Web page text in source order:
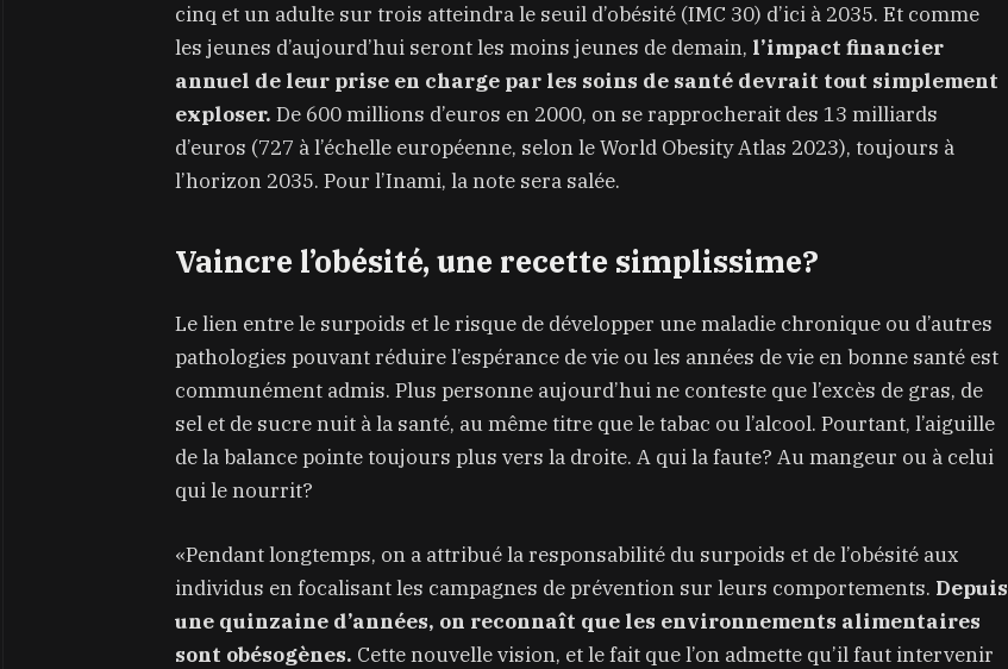
cinq et un adulte sur trois atteindra le seuil d’obésité (IMC 30) d’ici à 2035. Et comme
les jeunes d’aujourd’hui seront les moins jeunes de demain, l’impact financier
annuel de leur prise en charge par les soins de santé devrait tout simplement
exploser. De 600 millions d’euros en 2000, on se rapprocherait des 13 milliards
d’euros (727 à l’échelle européenne, selon le World Obesity Atlas 2023), toujours à
l’horizon 2035. Pour l’Inami, la note sera salée.
Vaincre l’obésité, une recette simplissime?
Le lien entre le surpoids et le risque de développer une maladie chronique ou d’autres
pathologies pouvant réduire l’espérance de vie ou les années de vie en bonne santé est
communément admis. Plus personne aujourd’hui ne conteste que l’excès de gras, de
sel et de sucre nuit à la santé, au même titre que le tabac ou l’alcool. Pourtant, l’aiguille
de la balance pointe toujours plus vers la droite. A qui la faute? Au mangeur ou à celui
qui le nourrit?
«Pendant longtemps, on a attribué la responsabilité du surpoids et de l’obésité aux
individus en focalisant les campagnes de prévention sur leurs comportements. Depuis
une quinzaine d’années, on reconnaît que les environnements alimentaires
sont obésogènes. Cette nouvelle vision, et le fait que l’on admette qu’il faut intervenir